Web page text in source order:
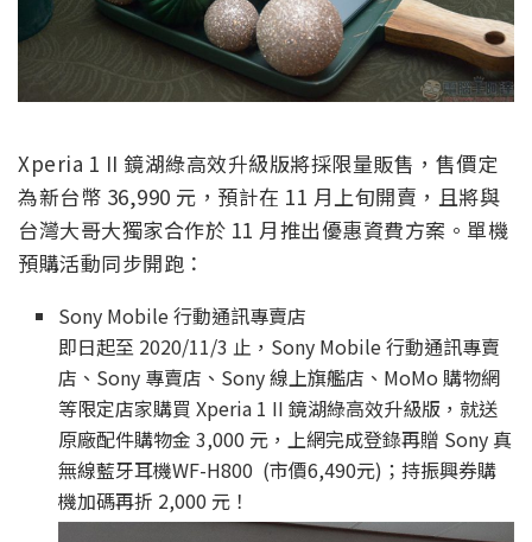
Xperia 1 II 鏡湖綠高效升級版將採限量販售，售價定
為新台幣 36,990 元，預計在 11 月上旬開賣，且將與
台灣大哥大獨家合作於 11 月推出優惠資費方案。單機
預購活動同步開跑：
Sony Mobile 行動通訊專賣店
即日起至 2020/11/3 止，Sony Mobile 行動通訊專賣
店、Sony 專賣店、Sony 線上旗艦店、MoMo 購物網
等限定店家購買 Xperia 1 II 鏡湖綠高效升級版，就送
原廠配件購物金 3,000 元，上網完成登錄再贈 Sony 真
無線藍牙耳機WF-H800 (市價6,490元)；持振興券購
機加碼再折 2,000 元！